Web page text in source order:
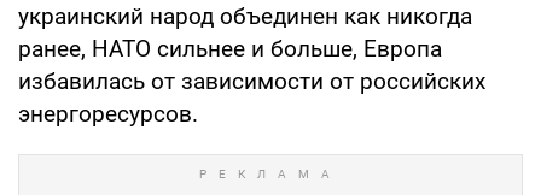
украинский народ объединен как никогда
ранее, НАТО сильнее и больше, Европа
избавилась от зависимости от российских
энергоресурсов.